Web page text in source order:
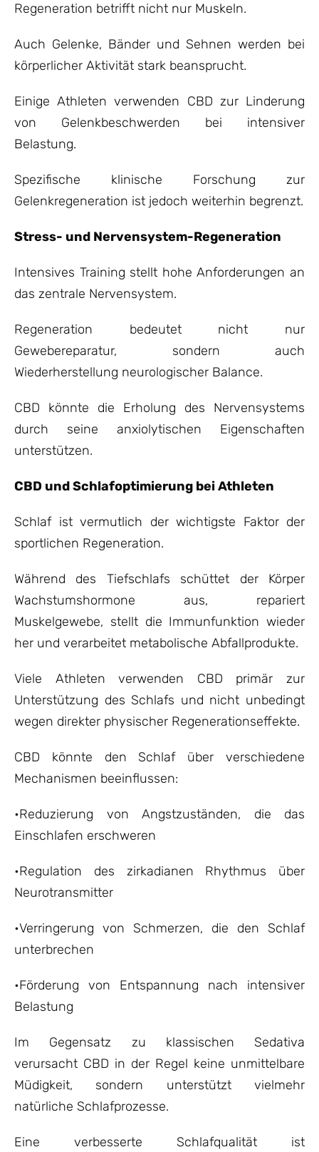
Regeneration betrifft nicht nur Muskeln.
Auch Gelenke, Bänder und Sehnen werden bei
körperlicher Aktivität stark beansprucht.
Einige Athleten verwenden CBD zur Linderung
von Gelenkbeschwerden bei intensiver
Belastung.
Spezifische klinische Forschung zur
Gelenkregeneration ist jedoch weiterhin begrenzt.
Stress- und Nervensystem-Regeneration
Intensives Training stellt hohe Anforderungen an
das zentrale Nervensystem.
Regeneration bedeutet nicht nur
Gewebereparatur, sondern auch
Wiederherstellung neurologischer Balance.
CBD könnte die Erholung des Nervensystems
durch seine anxiolytischen Eigenschaften
unterstützen.
CBD und Schlafoptimierung bei Athleten
Schlaf ist vermutlich der wichtigste Faktor der
sportlichen Regeneration.
Während des Tiefschlafs schüttet der Körper
Wachstumshormone aus, repariert
Muskelgewebe, stellt die Immunfunktion wieder
her und verarbeitet metabolische Abfallprodukte.
Viele Athleten verwenden CBD primär zur
Unterstützung des Schlafs und nicht unbedingt
wegen direkter physischer Regenerationseffekte.
CBD könnte den Schlaf über verschiedene
Mechanismen beeinflussen:
•Reduzierung von Angstzuständen, die das
Einschlafen erschweren
•Regulation des zirkadianen Rhythmus über
Neurotransmitter
•Verringerung von Schmerzen, die den Schlaf
unterbrechen
•Förderung von Entspannung nach intensiver
Belastung
Im Gegensatz zu klassischen Sedativa
verursacht CBD in der Regel keine unmittelbare
Müdigkeit, sondern unterstützt vielmehr
natürliche Schlafprozesse.
Eine verbesserte Schlafqualität ist